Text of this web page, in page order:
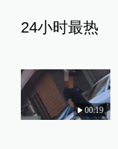
24小时最热
00:19